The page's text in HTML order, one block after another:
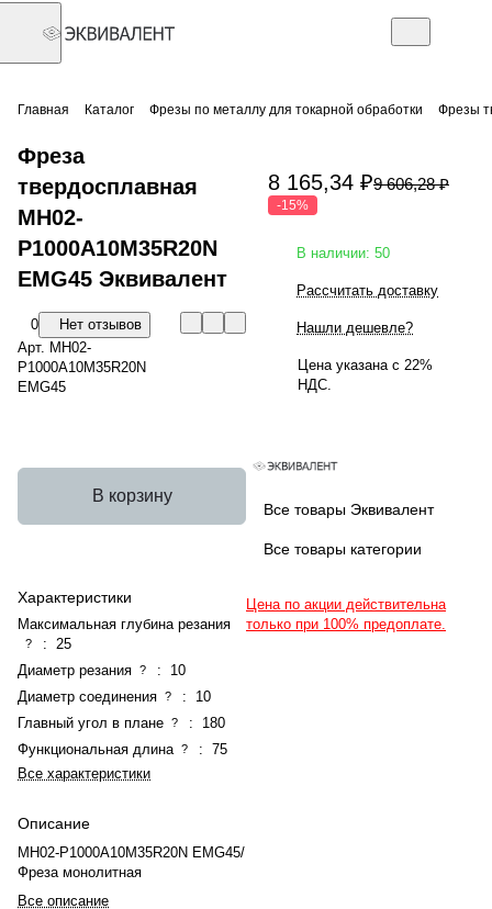
Главная Каталог Фрезы по металлу для токарной обработки Фрезы
Фреза
твердосплавная
MH02-
P1000A10M35R20N
EMG45 Эквивалент
0
Нет отзывов
Арт. MH02-
P1000A10M35R20N
EMG45
В корзину
Характеристики
Максимальная глубина резания
? :
25
Диаметр резания ? :
10
Диаметр соединения ? :
10
Главный угол в плане ? :
180
Функциональная длина ? : 75
Все характеристики
Описание
MH02-P1000A10M35R20N EMG45/
Фреза монолитная
Все описание
8 165,34 ₽9 606,28 ₽
-15%
В наличии: 50
Рассчитать доставку
Нашли дешевле?
Цена указана с 22%
НДС.
Все товары Эквивалент
Все товары категории
Цена по акции действительна
только при 100% предоплате.